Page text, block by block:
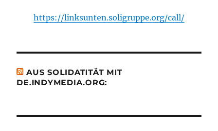
https://linksunten.soligruppe.org/call/
AUS SOLIDATITÄT MIT
DE.INDYMEDIA.ORG: